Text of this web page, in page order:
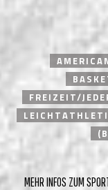
FREIZEIT/
MEHR INFOS ZUM